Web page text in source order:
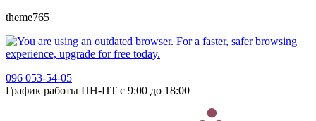
theme765
096 053-54-05
График работы ПН-ПТ с 9:00 до 18:00